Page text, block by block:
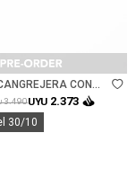
CON
CHOCOLATE
3.490UYU 2.373
30/10